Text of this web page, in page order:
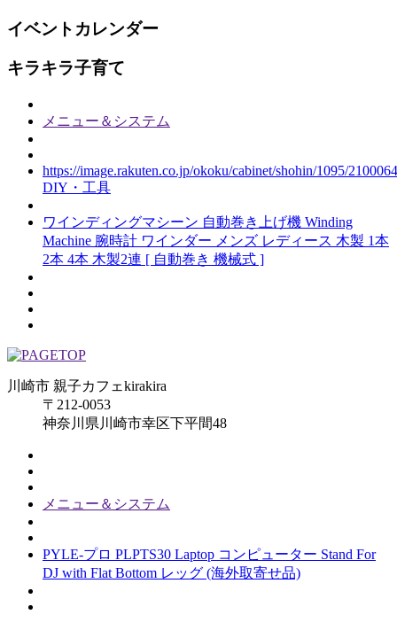
イベントカレンダー
キラキラ子育て
メニュー＆システム
https://image.rakuten.co.jp/okoku/cabinet/shohin/1095/
DIY・工具
ワインディングマシーン 自動巻き上げ機 Winding
Machine 腕時計 ワインダー メンズ レディース 木製 1本
2本 4本 木製2連 [ 自動巻き 機械式 ]
川崎市 親子カフェkirakira
〒212-0053
神奈川県川崎市幸区下平間48
メニュー＆システム
PYLE-プロ PLPTS30 Laptop コンピューター Stand For
DJ with Flat Bottom レッグ (海外取寄せ品)